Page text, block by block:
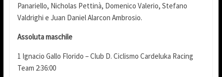
Panariello, Nicholas Pettinà, Domenico Valerio, Stefano
Valdrighi e Juan Daniel Alarcon Ambrosio.
Assoluta maschile
1 Ignacio Gallo Florido – Club D. Ciclismo Cardeluka Racing
Team 2:36:00